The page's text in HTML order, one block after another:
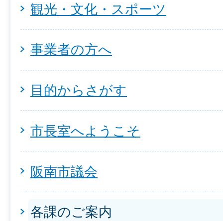
観光・文化・スポーツ
事業者の方へ
目的からさがす
市長室へようこそ
阪南市議会
各課のご案内